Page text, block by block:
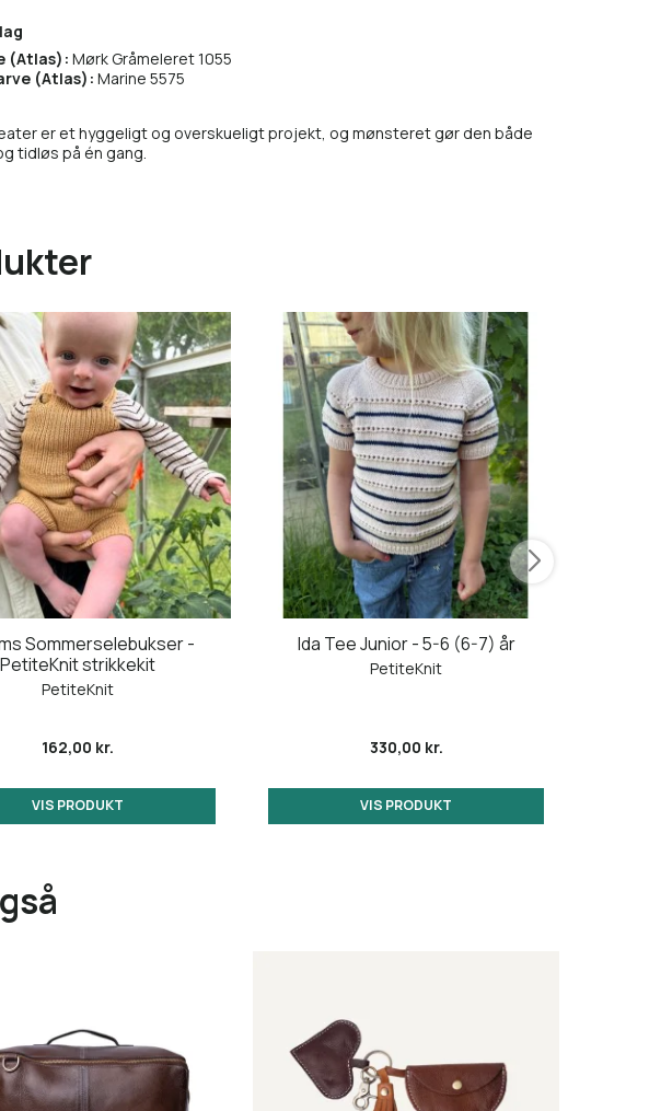
(Atlas): Mørk Gråmeleret 1055
(Atlas): Marine 5575
er et hyggeligt og overskueligt projekt, og mønsteret gør den både
tidløs på én gang.
Sommerselebukser -
PetiteKnit strikkekit
PetiteKnit
162,00 kr.
VIS PRODUKT
Ida Tee Junior - 5-6 (6-7) år
PetiteKnit
330,00 kr.
VIS PRODUKT